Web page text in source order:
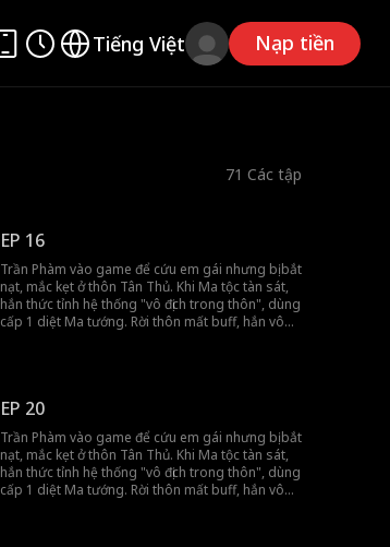
Tiếng Việt Nạp tiền
71 Các tập
EP 16
Trần Phàm vào game để cứu em gái nhưng bị bắt
nạt, mắc kẹt ở thôn Tân Thủ. Khi Ma tộc tàn sát,
hắn thức tỉnh hệ thống "vô địch trong thôn", dùng
cấp 1 diệt Ma tướng. Rời thôn mất buff, hắn vô
EP 20
Trần Phàm vào game để cứu em gái nhưng bị bắt
nạt, mắc kẹt ở thôn Tân Thủ. Khi Ma tộc tàn sát,
hắn thức tỉnh hệ thống "vô địch trong thôn", dùng
cấp 1 diệt Ma tướng. Rời thôn mất buff, hắn vô